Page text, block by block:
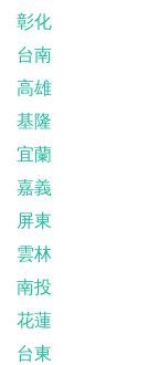
彰化
台南
高雄
基隆
宜蘭
嘉義
屏東
雲林
南投
花蓮
台東